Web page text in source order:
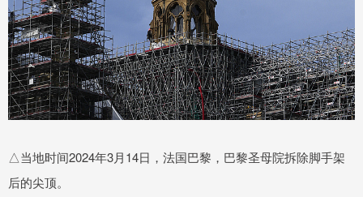
△当地时间2024年3月14日，法国巴黎，巴黎圣母院拆除脚手架
后的尖顶。